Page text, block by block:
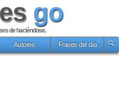
go
de haciéndose.
Autores Frases del día